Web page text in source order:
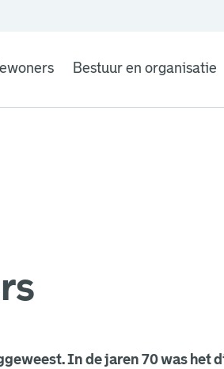
Bestuur en organisatie
In de jaren 70 was het